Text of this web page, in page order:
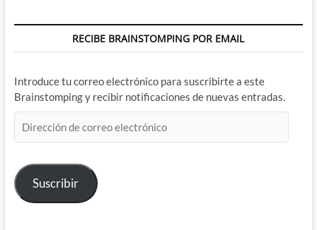
RECIBE BRAINSTOMPING POR EMAIL
Introduce tu correo electrónico para suscribirte a este
Brainstomping y recibir notificaciones de nuevas entradas.
de
electrónico
Suscribir